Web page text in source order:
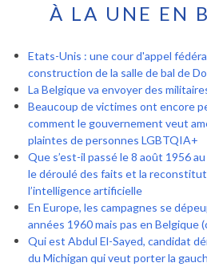
À LA UNE EN
Etats-Unis : une cour d'appel
construction de la salle de bal de
La Belgique va envoyer des
Beaucoup de victimes ont encore
comment le gouvernement veut
plaintes de personnes LGBTQIA+
Que s’est-il passé le 8 août 1956
le déroulé des faits et la
l’intelligence artificielle
En Europe, les campagnes se
années 1960 mais pas en Belgique
Qui est Abdul El-Sayed, candidat
du Michigan qui veut porter la